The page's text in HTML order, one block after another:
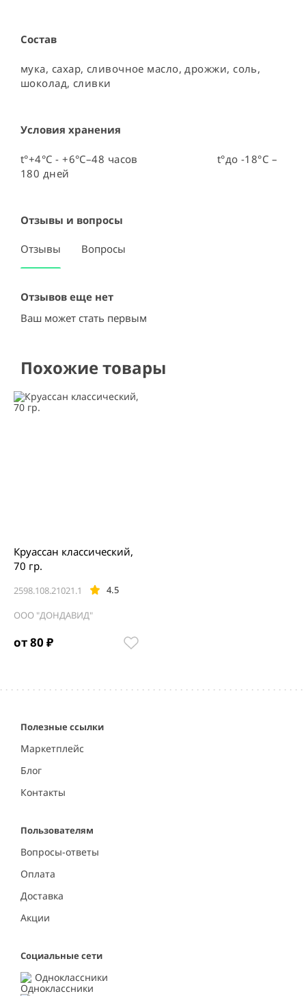
Состав
мука, сахар, сливочное масло, дрожжи, соль,
шоколад, сливки
Условия хранения
t°+4°C - +6°C–48 часов                          t°до -18°C –
180 дней
Отзывы и вопросы
Отзывы Вопросы
Отзывов еще нет
Ваш может стать первым
Похожие товары
от 80 ₽
2598.108.21021.1 4.5
Круассан классический,
70 гр.
ООО "ДОНДАВИД"
1
Полезные ссылки
Маркетплейс
Блог
Контакты
Пользователям
Вопросы-ответы
Оплата
Доставка
Акции
Социальные сети
Одноклассники